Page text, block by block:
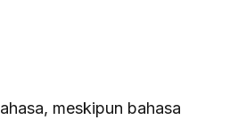
meskipun bahasa